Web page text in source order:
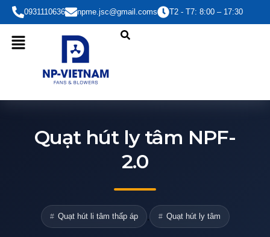
Nhảy
dung
0931110636 npme.jsc@gmail.coms T2 - T7: 8:00 – 17:30
Quạt hút ly tâm NPF-
2.0
Quạt hút li tâm thấp áp , Quạt hút ly tâm